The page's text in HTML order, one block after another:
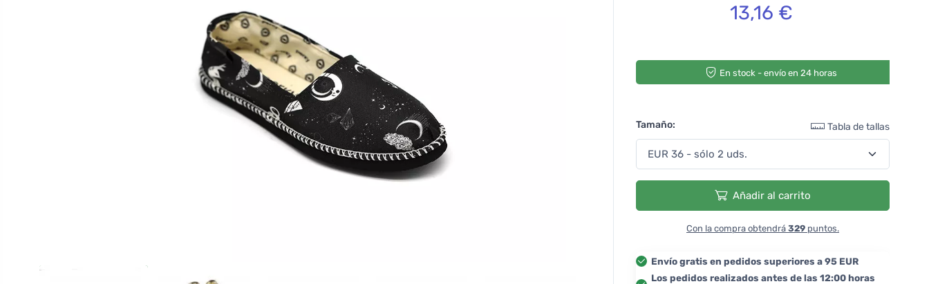
13,16 €
En stock - envío en 24 horas
Tamaño: Tabla de tallas
Añadir al carrito
Con la compra obtendrá 329 puntos.
Envío gratis en pedidos superiores a 95 EUR
Los pedidos realizados antes de las 12:00 horas